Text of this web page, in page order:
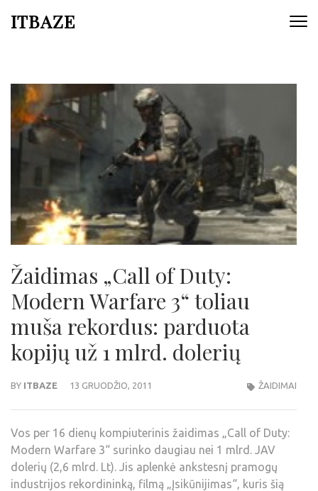
ITBAZE
Žaidimas „Call of Duty:
Modern Warfare 3“ toliau
muša rekordus: parduota
kopijų už 1 mlrd. dolerių
BY ITBAZE 13 GRUODŽIO, 2011 ŽAIDIMAI
Vos per 16 dienų kompiuterinis žaidimas „Call of Duty:
Modern Warfare 3“ surinko daugiau nei 1 mlrd. JAV
dolerių (2,6 mlrd. Lt). Jis aplenkė ankstesnį pramogų
industrijos rekordininką, filmą „Įsikūnijimas“, kuris šią